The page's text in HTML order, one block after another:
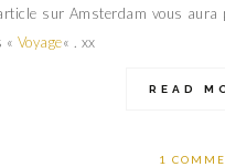
article sur Amsterdam vous
« Voyage« . xx
READ
1